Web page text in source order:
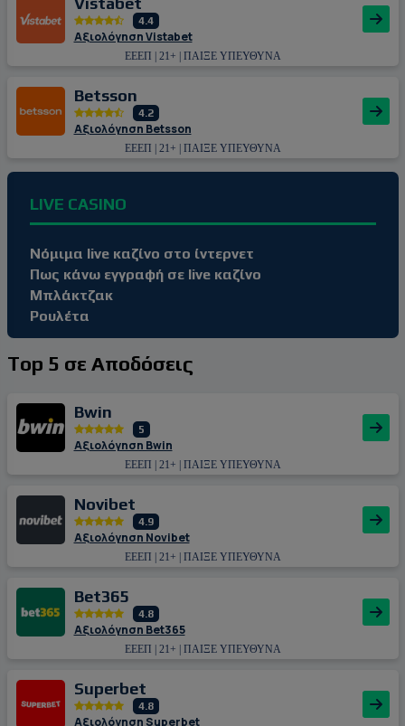
4.4
Αξιολόγηση Vistabet
ΕΕΕΠ | 21+ | ΠΑΙΞΕ ΥΠΕΥΘΥΝΑ
Betsson
4.2
Αξιολόγηση Betsson
ΕΕΕΠ | 21+ | ΠΑΙΞΕ ΥΠΕΥΘΥΝΑ
LIVE CASINO
Νόμιμα live καζίνο στο ίντερνετ
Πως κάνω εγγραφή σε live καζίνο
Μπλάκτζακ
Ρουλέτα
Top 5 σε Αποδόσεις
Bwin
5
Αξιολόγηση Bwin
ΕΕΕΠ | 21+ | ΠΑΙΞΕ ΥΠΕΥΘΥΝΑ
Novibet
4.9
Αξιολόγηση Novibet
ΕΕΕΠ | 21+ | ΠΑΙΞΕ ΥΠΕΥΘΥΝΑ
Bet365
4.8
Αξιολόγηση Bet365
ΕΕΕΠ | 21+ | ΠΑΙΞΕ ΥΠΕΥΘΥΝΑ
Superbet
4.8
Αξιολόγηση Superbet